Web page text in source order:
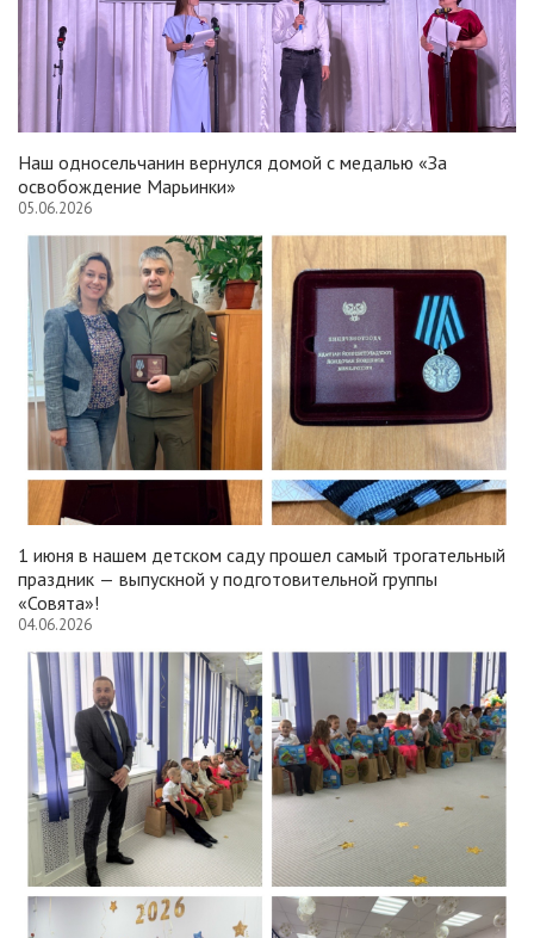
Наш односельчанин вернулся домой с медалью «За
освобождение Марьинки»
05.06.2026
1 июня в нашем детском саду прошел самый трогательный
праздник — выпускной у подготовительной группы
«Совята»!
04.06.2026